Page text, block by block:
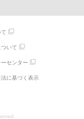
いて
センター
に基づく表示